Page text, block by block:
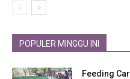
POPULER MINGGU INI
Feeding